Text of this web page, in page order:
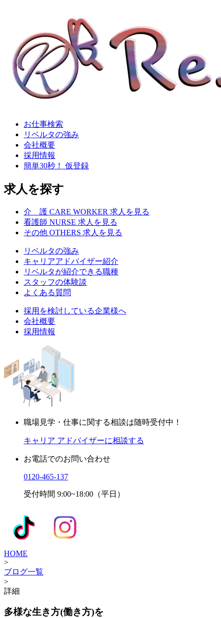
お仕事検索
リベルタの強み
会社概要
採用情報
簡単30秒！ 仮登録
求人を探す
介 護 CARE WORKER 求人を見る
看護師 NURSE 求人を見る
その他 OTHERS 求人を見る
リベルタの強み
キャリアアドバイザー紹介
リベルタが紹介できる職種
スタッフの体験談
よくある質問
採用を検討している企業様へ
会社概要
採用情報
職場見学・仕事に関する相談は随時受付中！
キャリア アドバイザーに相談する
お電話でのお問い合わせ
0120-465-137
受付時間 9:00~18:00（平日）
HOME
>
ブログ一覧
>
詳細
多様な生き方(働き方)を